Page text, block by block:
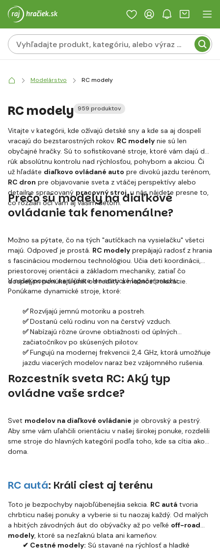
Modelárstvo RC modely
RC modely 959 produktov
Vitajte v kategórii, kde ožívajú detské sny a kde sa aj dospelí
vracajú do bezstarostných rokov. RC modely nie sú len
obyčajné hračky. Sú to sofistikované stroje, ktoré vám dajú do
rúk absolútnu kontrolu nad rýchlosťou, pohybom a akciou. Či
už hľadáte diaľkovo ovládané auto pre divokú jazdu terénom,
RC dron pre objavovanie sveta z vtáčej perspektívy alebo
detailne spracovaný pracovný stroj, u nás nájdete presne to,
čo rozžiari oči vám aj vašim deťom.
Prečo sú modely na diaľkové
ovládanie tak fenomenálne?
Možno sa pýtate, čo na tých "autíčkach na vysielačku" všetci
majú. Odpoveď je prostá. RC modely prepájajú radosť z hrania
s fascináciou modernou technológiou. Učia deti koordinácii,
priestorovej orientácii a základom mechaniky, zatiaľ čo
dospelým ponúkajú únik od reality a možnosť relaxácie.
V našej ponuke nenájdete len statické lapače prachu.
Ponúkame dynamické stroje, ktoré:
✅Rozvíjajú jemnú motoriku a postreh.
✅Dostanú celú rodinu von na čerstvý vzduch.
✅Nabízajú rôzne úrovne obtiažnosti od úplných
začiatočníkov po skúsených pilotov.
✅Fungujú na modernej frekvencii 2,4 GHz, ktorá umožňuje
jazdu viacerých modelov naraz bez vzájomného rušenia.
Rozcestník sveta RC: Aký typ
ovládne vaše srdce?
Svet modelov na diaľkové ovládanie je obrovský a pestrý.
Aby sme vám uľahčili orientáciu v našej širokej ponuke, rozdelili
sme stroje do hlavných kategórií podľa toho, kde sa cítia ako
doma.
RC autá: Králi ciest aj terénu
Toto je bezpochyby najobľúbenejšia sekcia. RC autá tvoria
chrbticu našej ponuky a vyberie si tu naozaj každý. Od malých
a hbitých závodných áut do obývačky až po veľké off-road
modely, ktoré sa nezľaknú blata ani kameňov.
✔ Cestné modely: Sú stavané na rýchlosť a hladké